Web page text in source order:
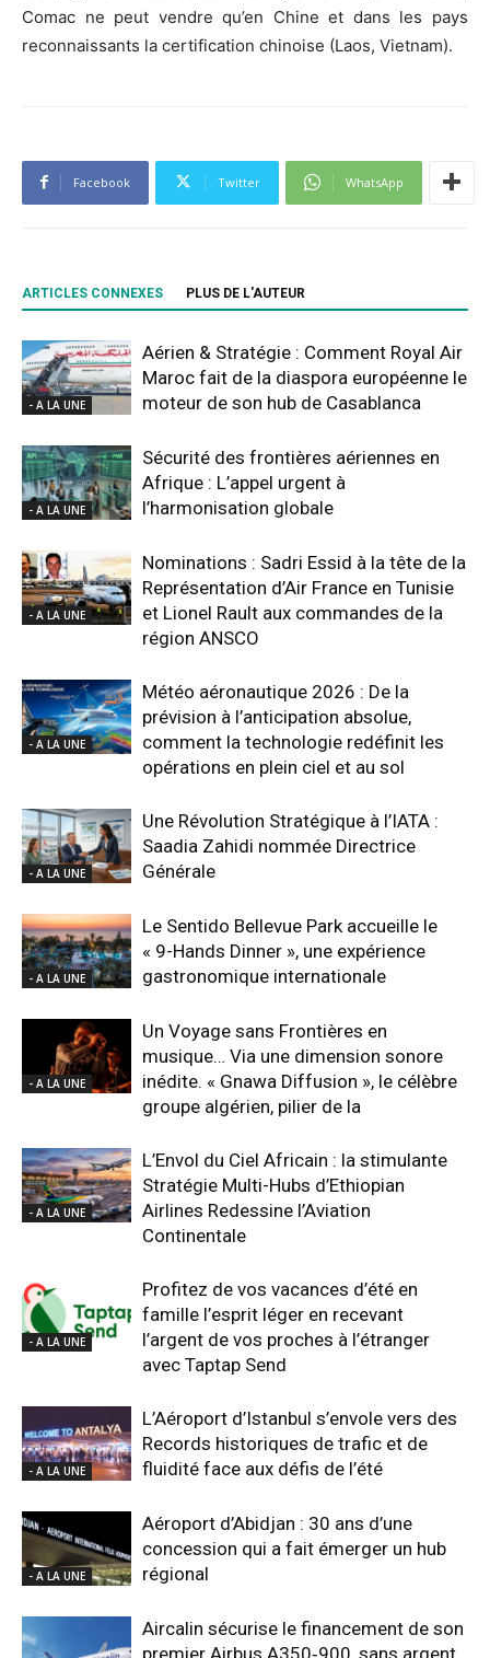
Comac ne peut vendre qu’en Chine et dans les pays
reconnaissants la certification chinoise (Laos, Vietnam).
Facebook Twitter WhatsApp
ARTICLES CONNEXES PLUS DE L'AUTEUR
- A LA UNE
Aérien & Stratégie : Comment Royal Air
Maroc fait de la diaspora européenne le
moteur de son hub de Casablanca
- A LA UNE
Sécurité des frontières aériennes en
Afrique : L’appel urgent à
l’harmonisation globale
- A LA UNE
Nominations : Sadri Essid à la tête de la
Représentation d’Air France en Tunisie
et Lionel Rault aux commandes de la
région ANSCO
- A LA UNE
Météo aéronautique 2026 : De la
prévision à l’anticipation absolue,
comment la technologie redéfinit les
opérations en plein ciel et au sol
- A LA UNE
Une Révolution Stratégique à l’IATA :
Saadia Zahidi nommée Directrice
Générale
- A LA UNE
Le Sentido Bellevue Park accueille le
« 9-Hands Dinner », une expérience
gastronomique internationale
- A LA UNE
Un Voyage sans Frontières en
musique… Via une dimension sonore
inédite. « Gnawa Diffusion », le célèbre
groupe algérien, pilier de la
- A LA UNE
L’Envol du Ciel Africain : la stimulante
Stratégie Multi-Hubs d’Ethiopian
Airlines Redessine l’Aviation
Continentale
- A LA UNE
Profitez de vos vacances d’été en
famille l’esprit léger en recevant
l’argent de vos proches à l’étranger
avec Taptap Send
- A LA UNE
L’Aéroport d’Istanbul s’envole vers des
Records historiques de trafic et de
fluidité face aux défis de l’été
- A LA UNE
Aéroport d’Abidjan : 30 ans d’une
concession qui a fait émerger un hub
régional
Aircalin sécurise le financement de son
premier Airbus A350‑900, sans argent